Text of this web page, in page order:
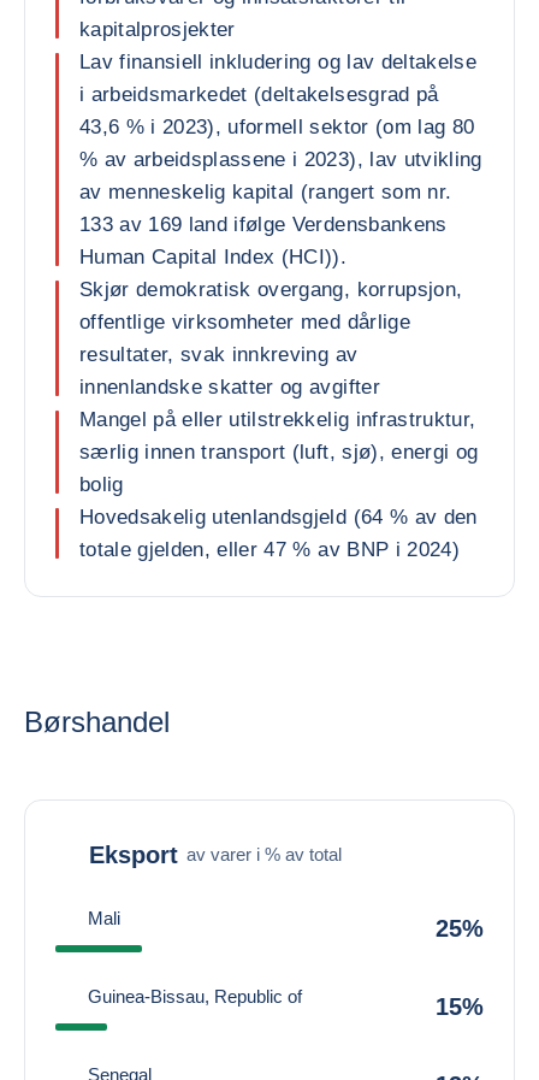
kapitalprosjekter
Lav finansiell inkludering og lav deltakelse
i arbeidsmarkedet (deltakelsesgrad på
43,6 % i 2023), uformell sektor (om lag 80
% av arbeidsplassene i 2023), lav utvikling
av menneskelig kapital (rangert som nr.
133 av 169 land ifølge Verdensbankens
Human Capital Index (HCI)).
Skjør demokratisk overgang, korrupsjon,
offentlige virksomheter med dårlige
resultater, svak innkreving av
innenlandske skatter og avgifter
Mangel på eller utilstrekkelig infrastruktur,
særlig innen transport (luft, sjø), energi og
bolig
Hovedsakelig utenlandsgjeld (64 % av den
totale gjelden, eller 47 % av BNP i 2024)
Børshandel
Eksport av varer i % av total
Mali 25%
Guinea-Bissau, Republic of 15%
Senegal